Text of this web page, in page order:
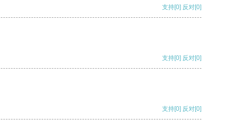
支持[0] 反对[0]
支持[0] 反对[0]
支持[0] 反对[0]